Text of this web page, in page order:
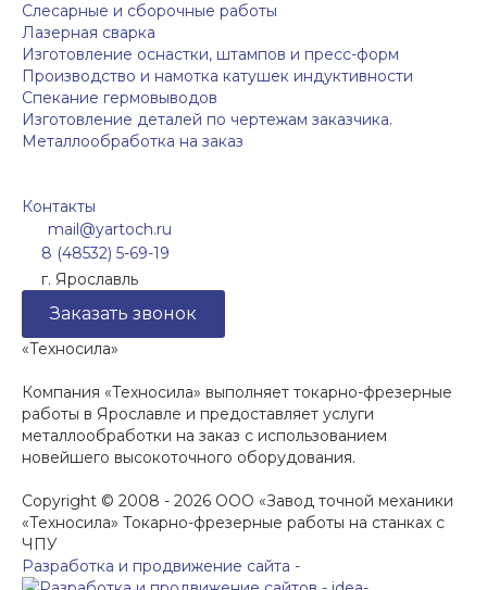
Слесарные и сборочные работы
Лазерная сварка
Изготовление оснастки, штампов и пресс-форм
Производство и намотка катушек индуктивности
Спекание гермовыводов
Изготовление деталей по чертежам заказчика.
Металлообработка на заказ
Контакты
mail@yartoch.ru
8 (48532) 5-69-19
г. Ярославль
Заказать звонок
«Техносила»
Компания «Техносила» выполняет токарно-фрезерные
работы в Ярославле и предоставляет услуги
металлообработки на заказ с использованием
новейшего высокоточного оборудования.
Copyright © 2008 - 2026 ООО «Завод точной механики
«Техносила» Токарно-фрезерные работы на станках с
ЧПУ
Разработка и продвижение сайта -